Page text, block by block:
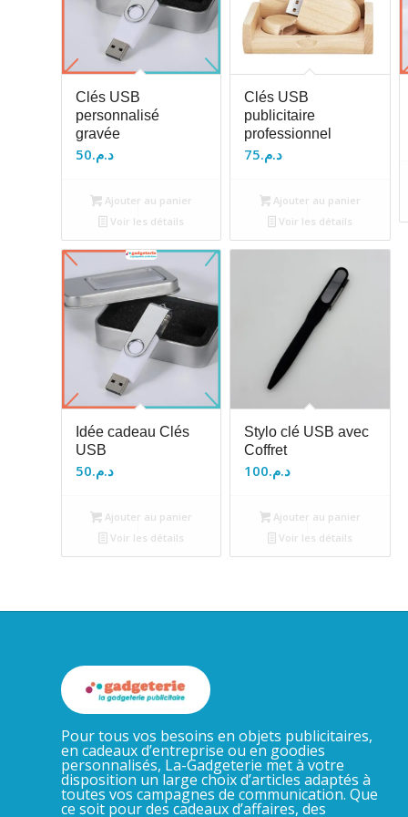
Clés USB
personnalisé
gravée
د.م.50
Ajouter au panier
Voir les détails
Clés USB
publicitaire
professionnel
د.م.75
Ajouter au panier
Voir les détails
Idée cadeau Clés
USB
د.م.50
Ajouter au panier
Voir les détails
Stylo clé USB avec
Coffret
د.م.100
Ajouter au panier
Voir les détails
Pour tous vos besoins en objets publicitaires,
en cadeaux d’entreprise ou en goodies
personnalisés, La-Gadgeterie met à votre
disposition un large choix d’articles adaptés à
toutes vos campagnes de communication. Que
ce soit pour des cadeaux d’affaires, des